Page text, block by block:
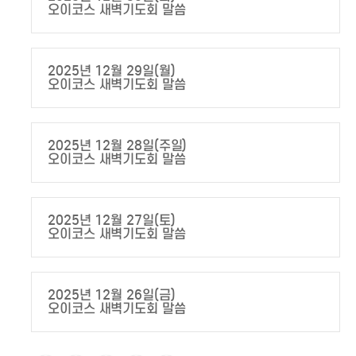
오이코스 새벽기도회 말씀
2025년 12월 29일(월)
오이코스 새벽기도회 말씀
2025년 12월 28일(주일)
오이코스 새벽기도회 말씀
2025년 12월 27일(토)
오이코스 새벽기도회 말씀
2025년 12월 26일(금)
오이코스 새벽기도회 말씀